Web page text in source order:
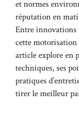
et normes
réputation en
Entre innovations
cette
article explore en
techniques, ses
pratiques
tirer le meilleur